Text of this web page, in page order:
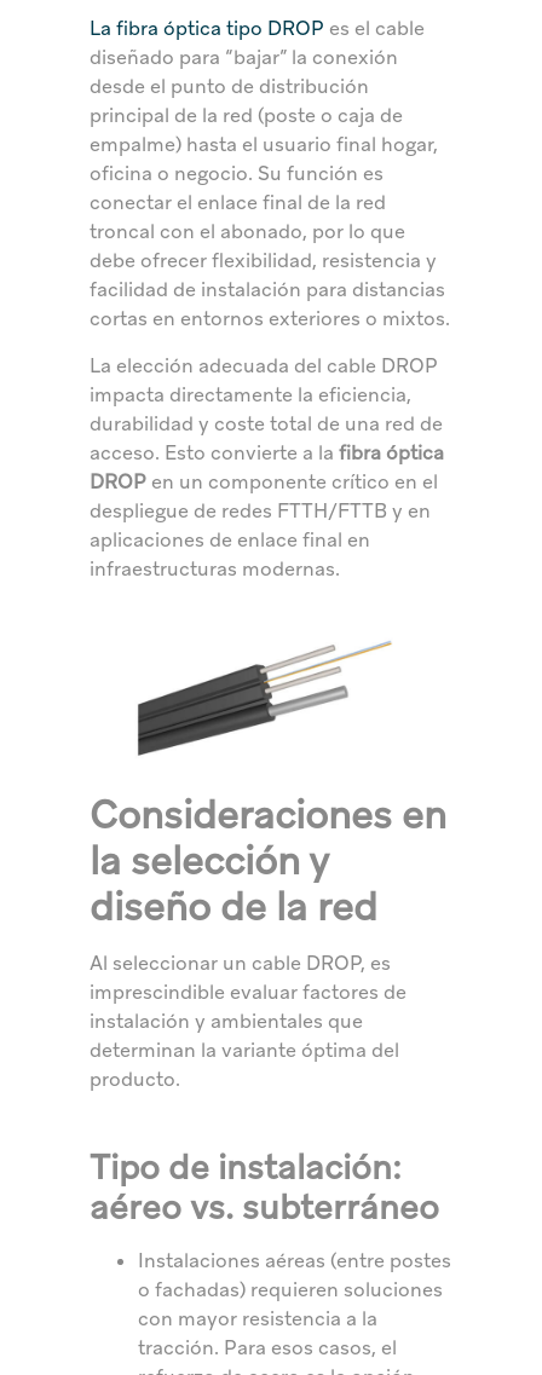
La fibra óptica tipo DROP es el cable
diseñado para “bajar” la conexión
desde el punto de distribución
principal de la red (poste o caja de
empalme) hasta el usuario final hogar,
oficina o negocio. Su función es
conectar el enlace final de la red
troncal con el abonado, por lo que
debe ofrecer flexibilidad, resistencia y
facilidad de instalación para distancias
cortas en entornos exteriores o mixtos.
La elección adecuada del cable DROP
impacta directamente la eficiencia,
durabilidad y coste total de una red de
acceso. Esto convierte a la fibra óptica
DROP en un componente crítico en el
despliegue de redes FTTH/FTTB y en
aplicaciones de enlace final en
infraestructuras modernas.
Consideraciones en
la selección y
diseño de la red
Al seleccionar un cable DROP, es
imprescindible evaluar factores de
instalación y ambientales que
determinan la variante óptima del
producto.
Tipo de instalación:
aéreo vs. subterráneo
Instalaciones aéreas (entre postes
o fachadas) requieren soluciones
con mayor resistencia a la
tracción. Para esos casos, el